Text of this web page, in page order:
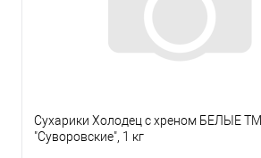
Сухарики Холодец с хреном БЕЛЫЕ ТМ
"Суворовские", 1 кг